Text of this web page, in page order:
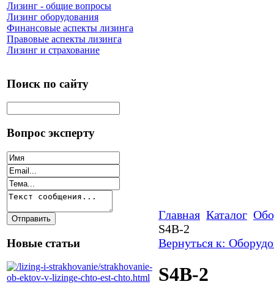
Лизинг - общие вопросы
Лизинг оборудования
Финансовые аспекты лизинга
Правовые аспекты лизинга
Лизинг и страхование
Поиск по сайту
Вопрос эксперту
Новые статьи
Главная Каталог
S4B-2
Вернуться к:
S4B-2